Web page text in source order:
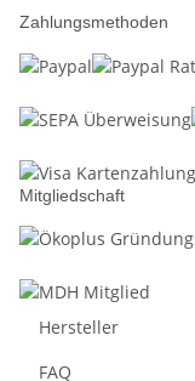
Zahlungsmethoden
Mitgliedschaft
Hersteller
FAQ